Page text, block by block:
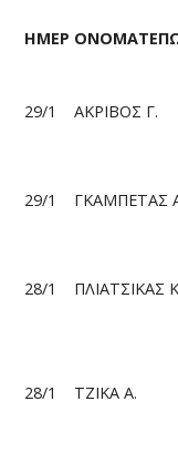
ΗΜΕΡ
29/1 ΑΚΡΙΒΟΣ Γ.
29/1 ΓΚΑΜΠΕΤΑΣ
28/1 ΠΛΙΑΤΣΙΚΑΣ
28/1 ΤΖΙΚΑ Α.